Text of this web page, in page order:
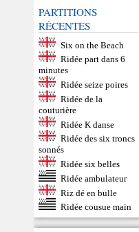
PARTITIONS
RÉCENTES
Six on the Beach
Ridée part dans 6
minutes
Ridée seize poires
Ridée de la
couturière
Ridée K danse
Ridée des six troncs
sonnés
Ridée six belles
Ridée ambulateur
Riz dé en bulle
Ridée cousue main